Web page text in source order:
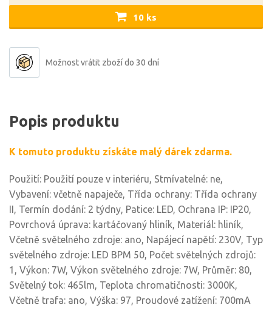
10 ks
Možnost vrátit zboží do 30 dní
Popis produktu
K tomuto produktu získáte malý dárek zdarma.
Použití: Použití pouze v interiéru, Stmívatelné: ne,
Vybavení: včetně napaječe, Třída ochrany: Třída ochrany
II, Termín dodání: 2 týdny, Patice: LED, Ochrana IP: IP20,
Povrchová úprava: kartáčovaný hliník, Materiál: hliník,
Včetně světelného zdroje: ano, Napájecí napětí: 230V, Typ
světelného zdroje: LED BPM 50, Počet světelných zdrojů:
1, Výkon: 7W, Výkon světelného zdroje: 7W, Průměr: 80,
Světelný tok: 465lm, Teplota chromatičnosti: 3000K,
Včetně trafa: ano, Výška: 97, Proudové zatížení: 700mA